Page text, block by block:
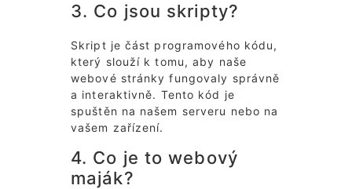
3. Co jsou skripty?
Skript je část programového kódu,
který slouží k tomu, aby naše
webové stránky fungovaly správně
a interaktivně. Tento kód je
spuštěn na našem serveru nebo na
vašem zařízení.
4. Co je to webový
maják?